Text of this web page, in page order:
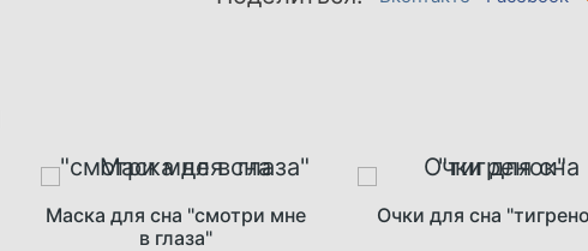
Маска для сна "смотри мне
в глаза"
Очки для сна